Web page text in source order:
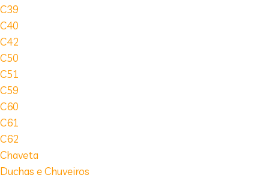
C39
C40
C42
C50
C51
C59
C60
C61
C62
Chaveta
Duchas e Chuveiros